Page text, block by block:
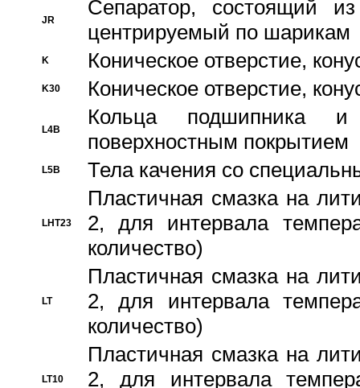
JR
Сепаратор, состоящий
центрируемый по шарикам
K Коническое отверстие,
K30 Коническое отверстие,
L4B
Кольца подшипника
поверхностным покрытием
L5B Тела качения со
LHT23
Пластичная смазка на
2, для интервала
количество)
LT
Пластичная смазка на
2, для интервала
количество)
LT10
Пластичная смазка на
2, для интервала